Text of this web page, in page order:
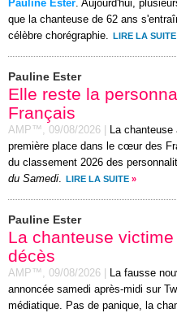
Pauline Ester. Aujourd'hui,
que la chanteuse de 62 ans
célèbre chorégraphie.
LIRE LA SUITE
Pauline Ester
Elle reste la
Français
AMP™, 09/08/2026
La chanteuse
première place dans le cœur des
du classement 2026 des
du Samedi. LIRE LA SUITE »
Pauline Ester
La chanteuse
décès
AMP™, 09/08/2026 La fausse
annoncée samedi après-midi sur
médiatique. Pas de panique, la